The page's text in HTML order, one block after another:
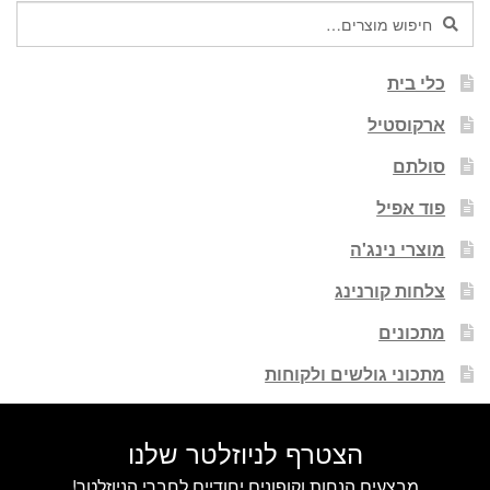
חיפוש
עבור:
חיפוש
כלי בית
ארקוסטיל
סולתם
פוד אפיל
מוצרי נינג'ה
צלחות קורנינג
מתכונים
מתכוני גולשים ולקוחות
הצטרף לניוזלטר שלנו